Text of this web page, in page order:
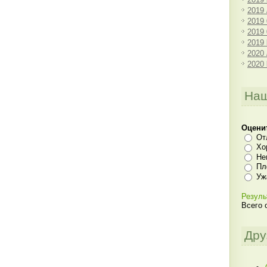
2019
2019
2019
2019
2020
Всего